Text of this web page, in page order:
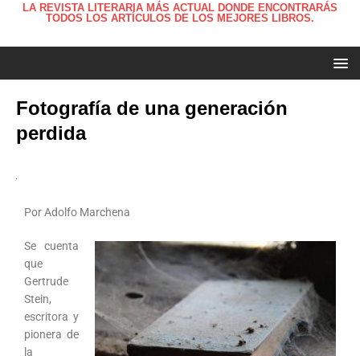
LA REVISTA LITERARIA MÁS ACTUAL DONDE ENCONTRARÁS
TODOS LOS ARTÍCULOS DE LOS MEJORES LIBROS.
Fotografía de una generación
perdida
Por Adolfo Marchena
Se cuenta
que
Gertrude
Stein,
escritora y
pionera de
la